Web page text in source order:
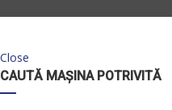
Close
CAUTĂ MAȘINA POTRIVITĂ